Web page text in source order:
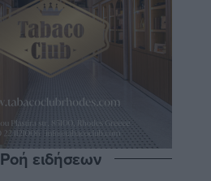
Ροή ειδήσεων